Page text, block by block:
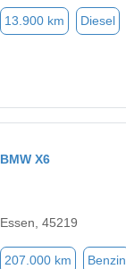
13.900 km Diesel
BMW X6
Essen, 45219
207.000 km Benzin